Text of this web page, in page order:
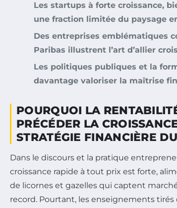
Les startups à forte croissance,
une fraction limitée du paysage
Des entreprises emblématiques
Paribas illustrent l’art d’allier
Les politiques publiques et la
davantage valoriser la maîtrise
POURQUOI LA
PRÉCÉDER LA
STRATÉGIE FINANCIÈRE
Dans le discours et la pratique
croissance rapide à tout prix est forte,
de licornes et gazelles qui captent
record. Pourtant, les enseignements